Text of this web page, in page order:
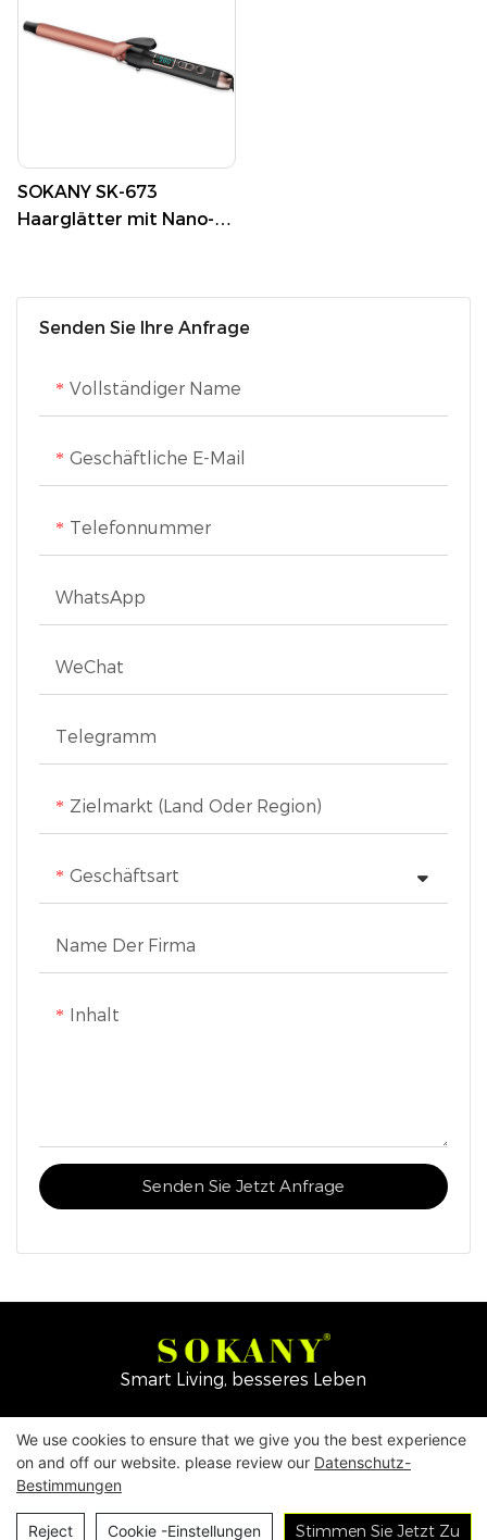
Senden Sie Ihre Anfrage
Vollständiger Name
Geschäftliche E-Mail
Telefonnummer
WhatsApp
WeChat
Telegramm
Zielmarkt (Land Oder Region)
Geschäftsart
Name Der Firma
Inhalt
Senden Sie Jetzt Anfrage
SOKANY SK-673
Haarglätter mit Nano-
Temperaturregelung
Smart Living, besseres Leben
Copyright © 2026 Yiwu Mingge Electric Appliance
Co., LTD. ▏ Katalog herunterladen ▏
Datenschutzrichtlinie
GeschäftsbedingungenKontaktiere Uns
We use cookies to ensure that we give you the best experience
on and off our website. please review our Datenschutz-
Bestimmungen
Reject Cookie -Einstellungen Stimmen Sie Jetzt Zu